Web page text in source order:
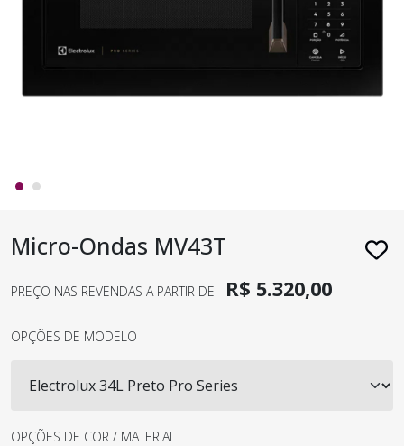
Micro-Ondas MV43T
PREÇO NAS REVENDAS A PARTIR DE R$ 5.320,00
OPÇÕES DE MODELO
OPÇÕES DE COR / MATERIAL